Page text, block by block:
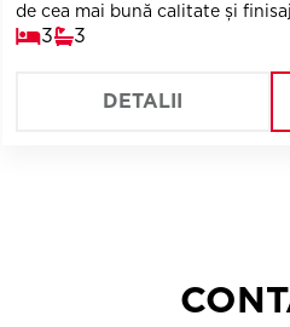
de cea mai bună calitate și
3 3
DETALII